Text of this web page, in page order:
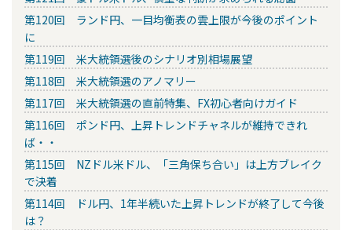
第120回 ランド円、一目均衡表の雲上限が今後のポイント
に
第119回 米大統領選後のシナリオ別相場展望
第118回 米大統領選のアノマリー
第117回 米大統領選の直前特集、FX初心者向けガイド
第116回 ポンド円、上昇トレンドチャネルが維持できれ
ば・・
第115回 NZドル米ドル、「三角保ち合い」は上方ブレイク
で決着
第114回 ドル円、1年半続いた上昇トレンドが終了して今後
は？